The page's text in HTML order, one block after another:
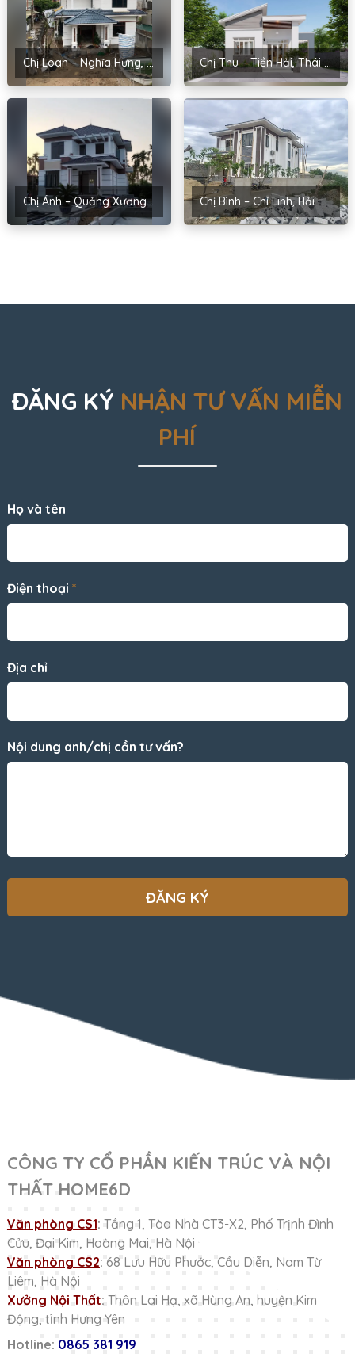
Chị Loan – Nghĩa Hưng, Nam Định Chị Thu – Tiền Hải, Thái Bình
Chị Ánh – Quảng Xương, Thanh Hóa Chị Bình – Chí Linh, Hải Dương
ĐĂNG KÝ NHẬN TƯ VẤN MIỄN
PHÍ
Họ và tên
Điện thoại *
Địa chỉ
Nội dung anh/chị cần tư vấn?
CÔNG TY CỔ PHẦN KIẾN TRÚC VÀ NỘI
THẤT HOME6D
Văn phòng CS1: Tầng 1, Tòa Nhà CT3-X2, Phố Trịnh Đình
Cửu, Đại Kim, Hoàng Mai, Hà Nội
Văn phòng CS2: 68 Lưu Hữu Phước, Cầu Diễn, Nam Từ
Liêm, Hà Nội
Xưởng Nội Thất: Thôn Lai Hạ, xã Hùng An, huyện Kim
Động, tỉnh Hưng Yên
Hotline: 0865 381 919